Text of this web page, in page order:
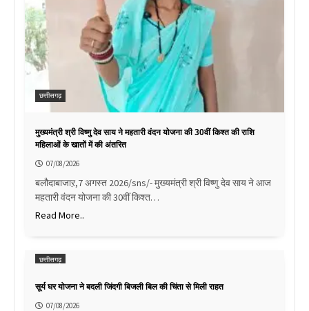
छत्तीसगढ़
मुख्यमंत्री श्री विष्णु देव साय ने महतारी वंदन योजना की 30वीं किश्त की राशि
महिलाओं के खातों में की अंतरित
07/08/2026
बलौदाबाजाऱ,7 अगस्त 2026/sns/- मुख्यमंत्री श्री विष्णु देव साय ने आज
महतारी वंदन योजना की 30वीं किश्त…
Read More..
छत्तीसगढ़
सूर्य घर योजना ने बदली जिंदगी बिजली बिल की चिंता से मिली राहत
07/08/2026